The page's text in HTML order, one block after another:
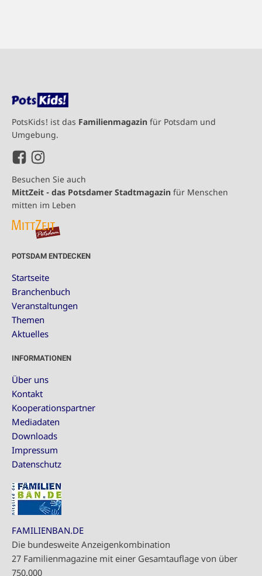
PotsKids! ist das Familienmagazin für Potsdam und
Umgebung.
Besuchen Sie auch
MittZeit - das Potsdamer Stadtmagazin für Menschen
mitten im Leben
POTSDAM ENTDECKEN
Startseite
Branchenbuch
Veranstaltungen
Themen
Aktuelles
INFORMATIONEN
Über uns
Kontakt
Kooperationspartner
Mediadaten
Downloads
Impressum
Datenschutz
FAMILIENBAN.DE
Die bundesweite Anzeigenkombination
27 Familienmagazine mit einer Gesamtauflage von über
750.000